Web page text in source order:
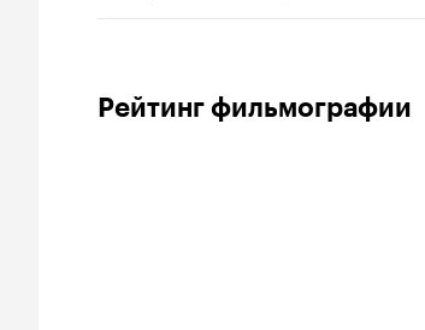
Рейтинг фильмографии